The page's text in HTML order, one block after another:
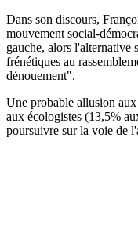
Dans son discours,
mouvement social-
gauche, alors l'alternative
frénétiques au
dénouement".
Une probable allusion
aux écologistes (13,5%
poursuivre sur la voie de